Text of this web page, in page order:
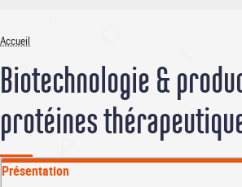
Fil
d'Ariane
Accueil
Biotechnologie &
protéines
Présentation